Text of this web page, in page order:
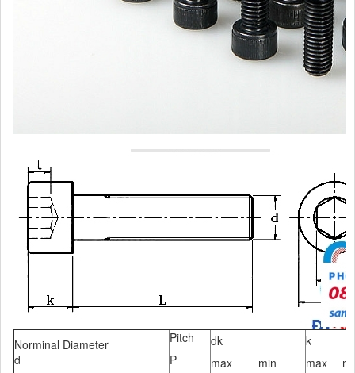
Norminal Diameter
d
Pitch
P
dk
k
max
min max